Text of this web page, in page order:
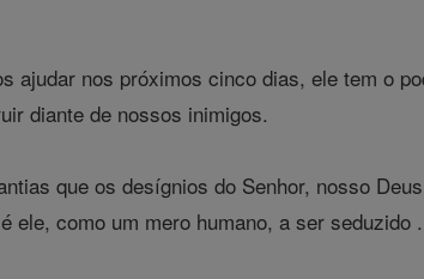
ajudar nos próximos cinco dias, ele tem o
diante de nossos inimigos.
que os desígnios do Senhor, nosso
ele, como um mero humano, a ser seduzido .